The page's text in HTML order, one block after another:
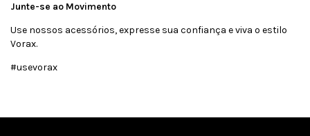
Junte-se ao Movimento
Use nossos acessórios, expresse sua confiança e viva o estilo
Vorax.
#usevorax